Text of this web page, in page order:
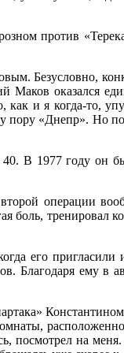
против
Безусловно,
оказался
и я когда-то,
пору «Днепр». Но
В 1977 году он
операции
боль, тренировал
его
ему в
на меня.